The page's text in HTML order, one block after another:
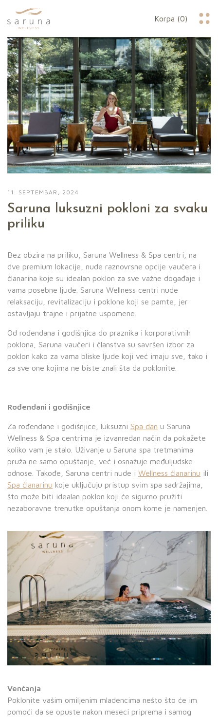
Korpa (0)
11. SEPTEMBAR, 2024
Saruna luksuzni pokloni za svaku
priliku
Bez obzira na priliku, Saruna Wellness & Spa centri, na
dve premium lokacije, nude raznovrsne opcije vaučera i
članarina koje su idealan poklon za sve važne događaje i
vama posebne ljude. Saruna Wellness centri nude
relaksaciju, revitalizaciju i poklone koji se pamte, jer
ostavljaju trajne i prijatne uspomene.
Od rođendana i godišnjica do praznika i korporativnih
poklona, Saruna vaučeri i članstva su savršen izbor za
poklon kako za vama bliske ljude koji već imaju sve, tako i
za sve one kojima ne biste znali šta da poklonite.
Rođendani i godišnjice
Za rođendane i godišnjice, luksuzni Spa dan u Saruna
Wellness & Spa centrima je izvanredan način da pokažete
koliko vam je stalo. Uživanje u Saruna spa tretmanima
pruža ne samo opuštanje, već i osnažuje međuljudske
odnose. Takođe, Saruna centri nude i Wellness članarinu ili
Spa članarinu koje uključuju pristup svim spa sadržajima,
što može biti idealan poklon koji će sigurno pružiti
nezaboravne trenutke opuštanja onom kome je namenjen.
Venčanja
Poklonite vašim omiljenim mladencima nešto što će im
pomoći da se opuste nakon meseci priprema i samog